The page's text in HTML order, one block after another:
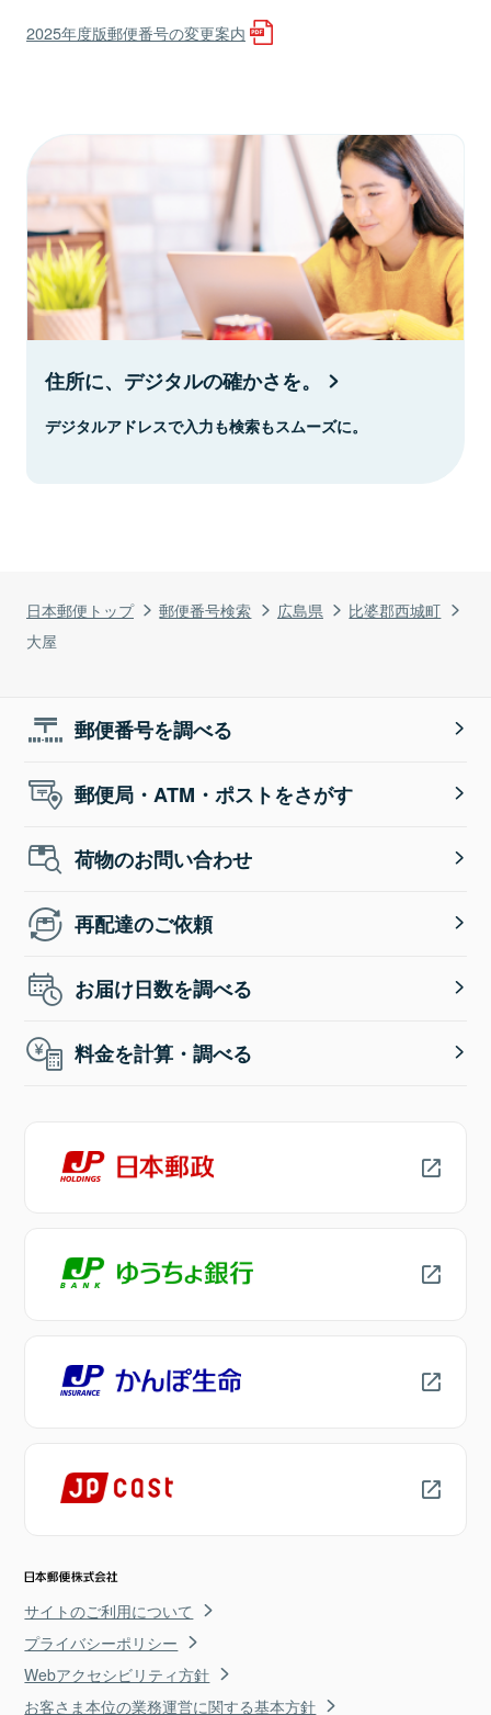
日本郵便トップ 郵便番号検索 広島県
比婆郡西城町
大屋
2025年度版郵便番号の変更案内
住所に、デジタルの確かさを。
デジタルアドレスで入力も検索もスムーズに。
郵便番号を調べる
郵便局・ATM・ポストをさがす
荷物のお問い合わせ
再配達のご依頼
お届け日数を調べる
料金を計算・調べる
サイトのご利用について
プライバシーポリシー
Webアクセシビリティ方針
お客さま本位の業務運営に関する基本方針